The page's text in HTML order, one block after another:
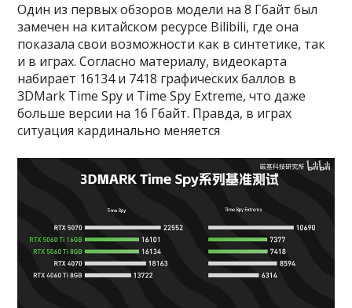
Один из первых обзоров модели на 8 Гбайт был
замечен на китайском ресурсе Bilibili, где она
показала свои возможности как в синтетике, так
и в играх. Согласно материалу, видеокарта
набирает 16134 и 7418 графических баллов в
3DMark Time Spy и Time Spy Extreme, что даже
больше версии на 16 Гбайт. Правда, в играх
ситуация кардинально меняется